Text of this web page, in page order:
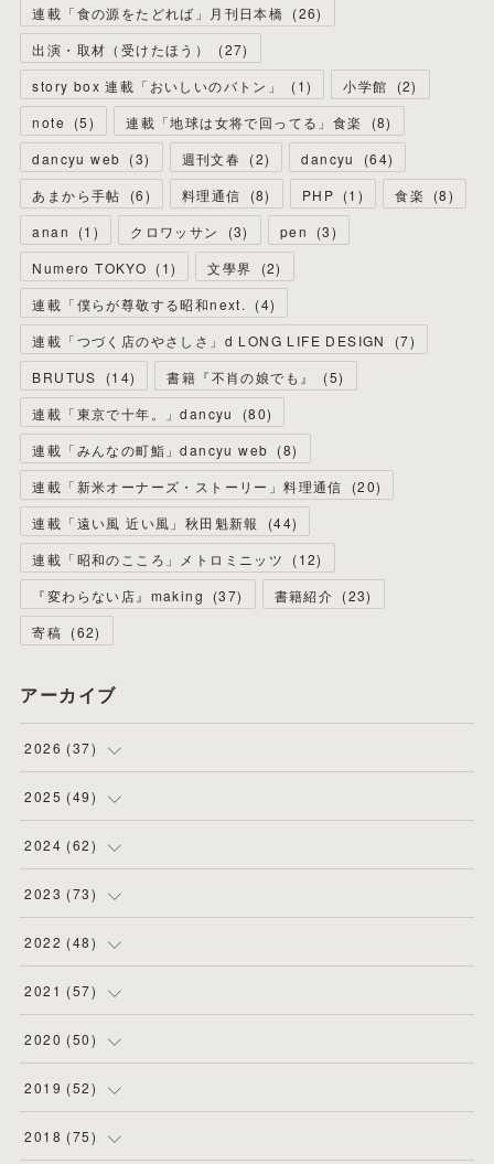
連載「食の源をたどれば」月刊日本橋 (26)
出演・取材（受けたほう）
(27)
story box 連載「おいしいのバトン」
(1) 小学館 (2)
note
(5) 連載「地球は女将で回ってる」食楽 (8)
dancyu web (3) 週刊文春 (2) dancyu (64)
あまから手帖
(6) 料理通信 (8) PHP (1 ) 食楽 (8)
anan
(1 ) クロワッサン (3) pen (3)
Numero TOKYO (1) 文學界 (2)
連載「僕らが尊敬する昭和next.
(4)
連載「つづく店のやさしさ」d LONG LIFE DESIGN
(7)
BRUTUS
(14) 書籍『不肖の娘でも』 (5)
連載「東京で十年。」dancyu
(80)
連載「みんなの町鮨」dancyu web (8)
連載「新米オーナーズ・ストーリー」料理通信
(20)
連載「遠い風 近い風」秋田魁新報
(44)
連載「昭和のこころ」メトロミニッツ
(12)
『変わらない店』making
(37) 書籍紹介 (23)
寄稿 (62)
アーカイブ
2026 (37)
(4)
(8)
(2)
( 11
2025 (49)
(3)
(4)
(3)
(4)
2024 (62)
(4)
(5)
(5)
(3 )
2023 (73)
(8)
(6)
(7)
(5)
2022 (48)
(4)
(4)
(5)
(4)
2021 (57)
(6)
(8)
(2)
2020 (50)
(2)
(4)
2019 (52)
(10
2018 (75)